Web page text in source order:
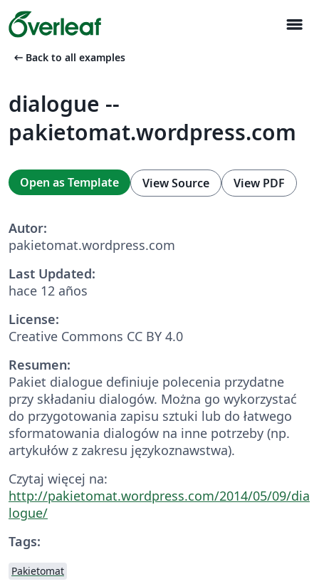
menu
arrow_left_alt Back to all examples
dialogue --
pakietomat.wordpress.com
Open as Template View Source View PDF
Autor:
pakietomat.wordpress.com
Last Updated:
hace 12 años
License:
Creative Commons CC BY 4.0
Resumen:
Pakiet dialogue definiuje polecenia przydatne
przy składaniu dialogów. Można go wykorzystać
do przygotowania zapisu sztuki lub do łatwego
sformatowania dialogów na inne potrzeby (np.
artykułów z zakresu językoznawstwa).
Czytaj więcej na:
http://pakietomat.wordpress.com/2014/05/09/dia
logue/
Tags:
Pakietomat